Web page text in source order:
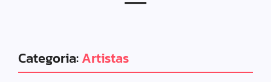
Categoria:Artistas